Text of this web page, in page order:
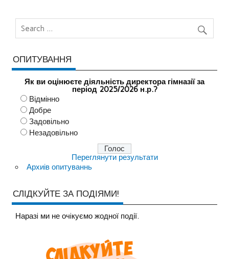
ОПИТУВАННЯ
Як ви оцінюєте діяльність директора гімназії за
період 2025/2026 н.р.?
Відмінно
Добре
Задовільно
Незадовільно
Переглянути результати
Архиів опитуваннь
СЛІДКУЙТЕ ЗА ПОДІЯМИ!
Наразi ми не очiкуємо жодної події.